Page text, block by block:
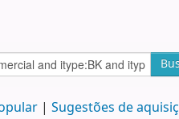
Sugestões de